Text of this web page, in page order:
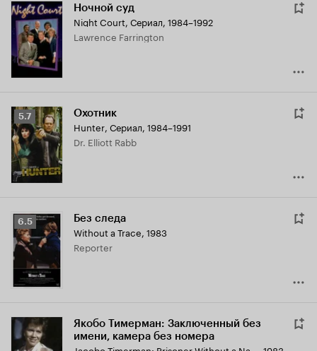
Ночной суд
Night Court, Сериал, 1984–1992
Lawrence Farrington
Рейтинг
Кинопоиска
5.7
5.7 Охотник
Hunter, Сериал, 1984–1991
Dr. Elliott Rabb
Рейтинг
Кинопоиска
6.5
6.5 Без следа
Without a Trace, 1983
Reporter
Якобо Тимерман: Заключенный без
имени, камера без номера